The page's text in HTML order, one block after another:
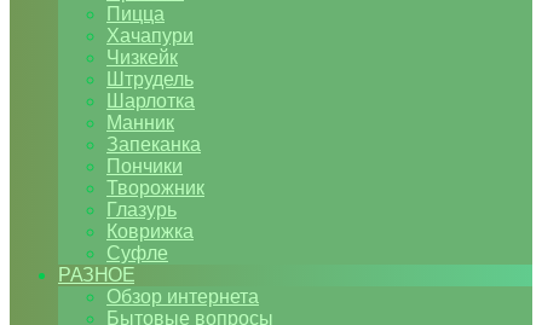
Пицца
Хачапури
Чизкейк
Штрудель
Шарлотка
Манник
Запеканка
Пончики
Творожник
Глазурь
Коврижка
Суфле
РАЗНОЕ
Обзор интернета
Бытовые вопросы